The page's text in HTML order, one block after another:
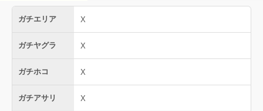
ガチエリア X
ガチヤグラ X
ガチホコ X
ガチアサリ X